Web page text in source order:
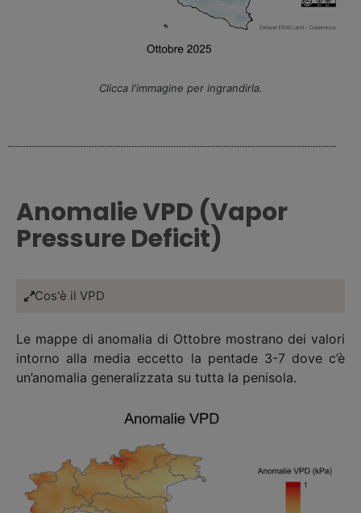
Clicca l'immagine per ingrandirla.
Anomalie VPD (Vapor
Pressure Deficit)
Cos'è il VPD
Le mappe di anomalia di Ottobre mostrano dei valori
intorno alla media eccetto la pentade 3-7 dove c’è
un’anomalia generalizzata su tutta la penisola.